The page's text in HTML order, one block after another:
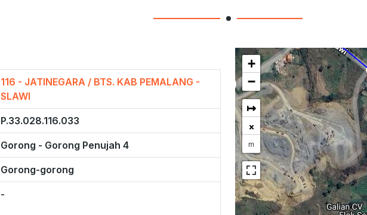
116 - JATINEGARA / BTS. KAB PEMALANG -
SLAWI
P.33.028.116.033
Gorong - Gorong Penujah 4
Gorong-gorong
-
+
−
↦
×
m